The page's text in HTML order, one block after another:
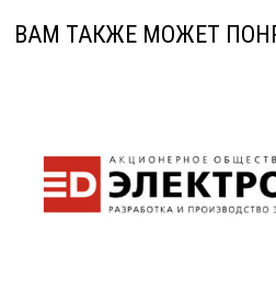
ВАМ ТАКЖЕ МОЖЕТ